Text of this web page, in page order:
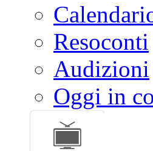
Resoconti
Audizioni
Oggi in